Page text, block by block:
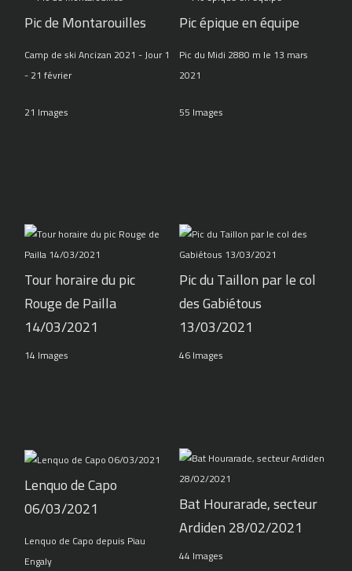
Pic de Montarouilles
Camp de ski Ancizan 2021 - Jour 1
- 21 février
21 Images
Pic épique en équipe
Pic du Midi 2880 m le 13 mars
2021
55 Images
Tour horaire du pic
Rouge de Pailla
14/03/2021
14 Images
Pic du Taillon par le col
des Gabiétous
13/03/2021
46 Images
Lenquo de Capo
06/03/2021
Lenquo de Capo depuis Piau
Engaly
Bat Hourarade, secteur
Ardiden 28/02/2021
44 Images